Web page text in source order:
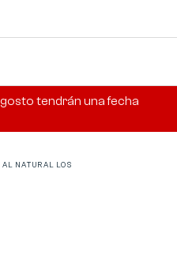
tendrán una fecha
NATURAL LOS